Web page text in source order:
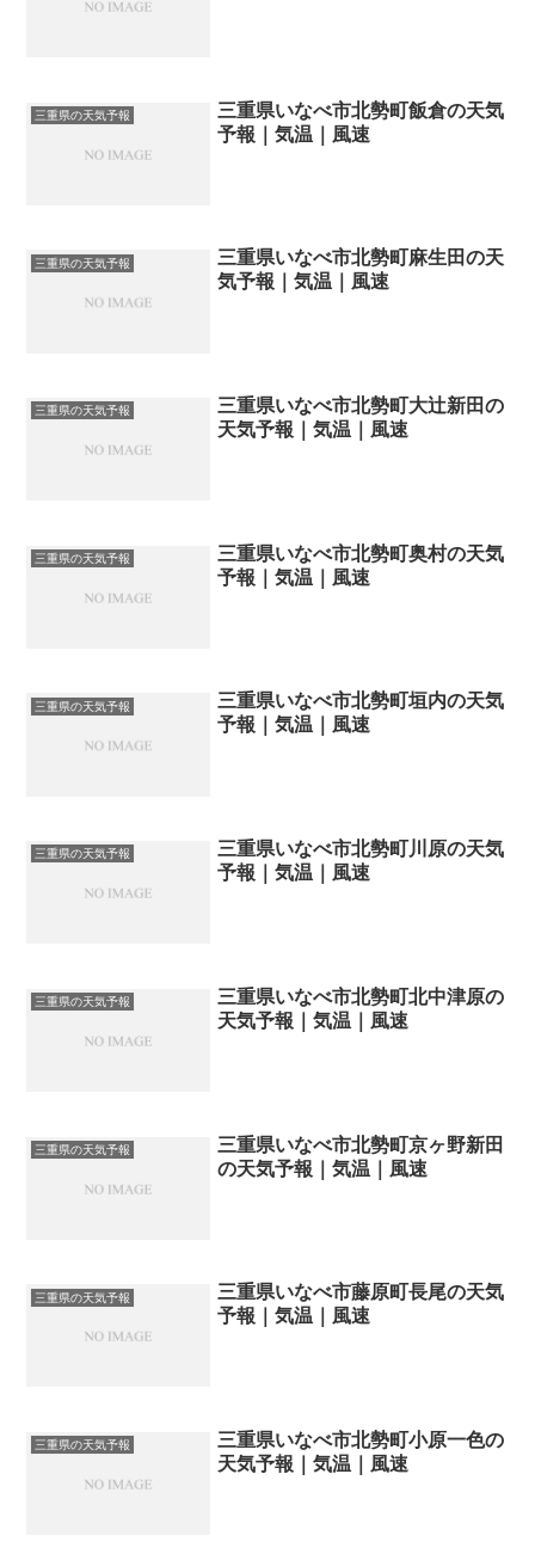
三重県の天気予報
三重県いなべ市北勢町飯倉の天気
予報｜気温｜風速
三重県の天気予報
三重県いなべ市北勢町麻生田の天
気予報｜気温｜風速
三重県の天気予報
三重県いなべ市北勢町大辻新田の
天気予報｜気温｜風速
三重県の天気予報
三重県いなべ市北勢町奥村の天気
予報｜気温｜風速
三重県の天気予報
三重県いなべ市北勢町垣内の天気
予報｜気温｜風速
三重県の天気予報
三重県いなべ市北勢町川原の天気
予報｜気温｜風速
三重県の天気予報
三重県いなべ市北勢町北中津原の
天気予報｜気温｜風速
三重県の天気予報
三重県いなべ市北勢町京ヶ野新田
の天気予報｜気温｜風速
三重県の天気予報
三重県いなべ市藤原町長尾の天気
予報｜気温｜風速
三重県の天気予報
三重県いなべ市北勢町小原一色の
天気予報｜気温｜風速